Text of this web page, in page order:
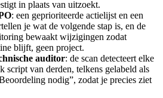
in plaats van uitzoekt.
: een geprioriteerde actielijst en een
je wat de volgende stap is, en de
bewaakt wijzigingen zodat
blijft, geen project.
auditor: de scan detecteert elke
script van derden, telkens gelabeld als
nodig”, zodat je precies ziet